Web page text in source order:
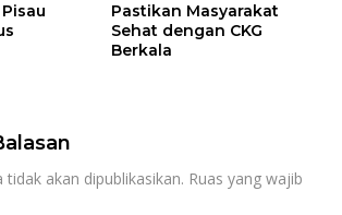
Pastikan Masyarakat
Sehat dengan CKG
Berkala
akan dipublikasikan. Ruas yang wajib